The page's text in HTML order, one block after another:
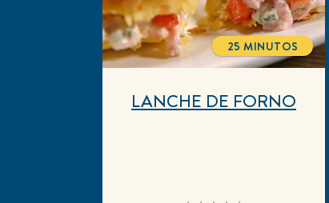
LANCHE DE FORNO
TOTALTIME
25 MINUTOS